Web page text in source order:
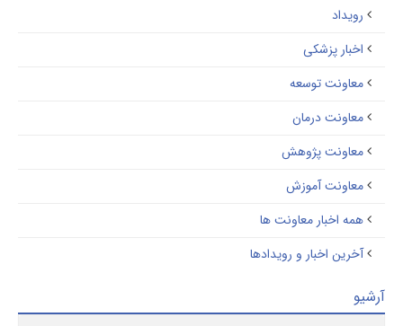
رویداد
اخبار پزشکی
معاونت توسعه
معاونت درمان
معاونت پژوهش
معاونت آموزش
همه اخبار معاونت ها
آخرین اخبار و رویدادها